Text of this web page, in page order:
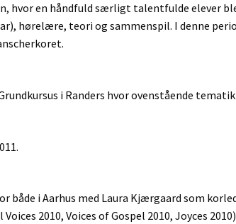
hvor en håndfuld særligt talentfulde elever
hørelære, teori og sammenspil. I denne
i Randers hvor ovenstående
i Aarhus med Laura Kjærgaard som
2010, Voices of Gospel 2010, Joyces